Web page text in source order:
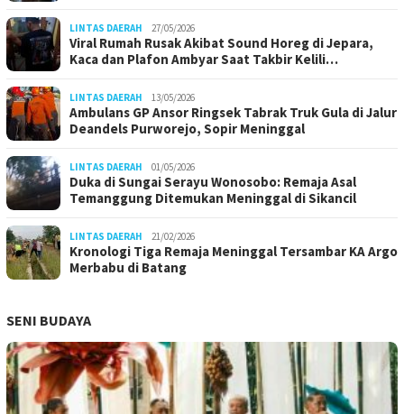
LINTAS DAERAH 27/05/2026
Viral Rumah Rusak Akibat Sound Horeg di Jepara,
Kaca dan Plafon Ambyar Saat Takbir Kelili…
LINTAS DAERAH 13/05/2026
Ambulans GP Ansor Ringsek Tabrak Truk Gula di Jalur
Deandels Purworejo, Sopir Meninggal
LINTAS DAERAH 01/05/2026
Duka di Sungai Serayu Wonosobo: Remaja Asal
Temanggung Ditemukan Meninggal di Sikancil
LINTAS DAERAH 21/02/2026
Kronologi Tiga Remaja Meninggal Tersambar KA Argo
Merbabu di Batang
SENI BUDAYA